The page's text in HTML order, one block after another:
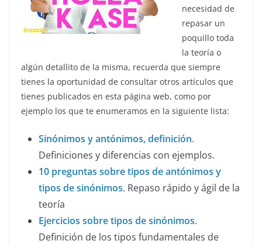
necesidad de
repasar un
poquillo toda
la teoría o
algún detallito de la misma, recuerda que siempre
tienes la oportunidad de consultar otros artículos que
tienes publicados en esta página web, como por
ejemplo los que te enumeramos en la siguiente lista:
Sinónimos y antónimos, definición.
Definiciones y diferencias con ejemplos.
10 preguntas sobre tipos de antónimos y
tipos de sinónimos. Repaso rápido y ágil de la
teoría
Ejercicios sobre tipos de sinónimos.
Definición de los tipos fundamentales de